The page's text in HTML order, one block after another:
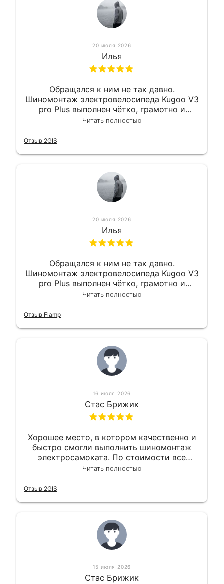
20 июля 2026
Илья
Обращался к ним не так давно.
Шиномонтаж электровелосипеда Kugoo V3
pro Plus выполнен чётко, грамотно и
квалифицированно. Всё сделано
Читать полностью
Отзыв 2GIS
20 июля 2026
Илья
Обращался к ним не так давно.
Шиномонтаж электровелосипеда Kugoo V3
pro Plus выполнен чётко, грамотно и
квалифицированно. Всё сделано
Читать полностью
Отзыв Flamp
16 июля 2026
Стас Брижик
Хорошее место, в котором качественно и
быстро смогли выполнить шиномонтаж
электросамоката. По стоимости все
вышло вообще приемлемо хочу сказать.
Читать полностью
Отзыв 2GIS
15 июля 2026
Стас Брижик